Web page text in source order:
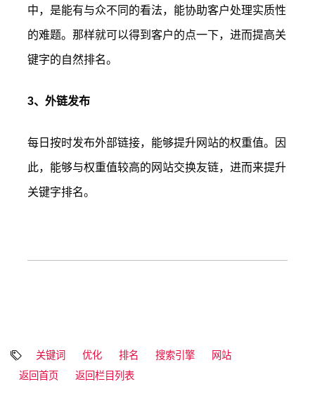
中，是能有与众不同的看法，能协助客户处理实质性
的难题。那样就可以得到客户的点一下，进而提高关
键字的自然排名。
3、外链发布
每日按时发布外部链接，能够提升网站的权重值。因
此，能够与权重值较高的网站交换友链，进而来提升
关键字排名。
关键词 优化 排名 搜索引擎
网站
返回首页
返回栏目列表